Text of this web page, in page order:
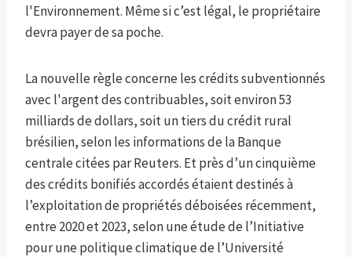
l'Environnement. Même si c’est légal, le propriétaire
devra payer de sa poche.
La nouvelle règle concerne les crédits subventionnés
avec l'argent des contribuables, soit environ 53
milliards de dollars, soit un tiers du crédit rural
brésilien, selon les informations de la Banque
centrale citées par Reuters. Et près d’un cinquième
des crédits bonifiés accordés étaient destinés à
l’exploitation de propriétés déboisées récemment,
entre 2020 et 2023, selon une étude de l’Initiative
pour une politique climatique de l’Université